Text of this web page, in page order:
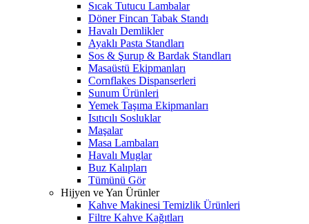
Sıcak Tutucu Lambalar
Döner Fincan Tabak Standı
Havalı Demlikler
Ayaklı Pasta Standları
Sos & Şurup & Bardak Standları
Masaüstü Ekipmanları
Cornflakes Dispanserleri
Sunum Ürünleri
Yemek Taşıma Ekipmanları
Isıtıcılı Sosluklar
Maşalar
Masa Lambaları
Havalı Muglar
Buz Kalıpları
Tümünü Gör
Hijyen ve Yan Ürünler
Kahve Makinesi Temizlik Ürünleri
Filtre Kahve Kağıtları